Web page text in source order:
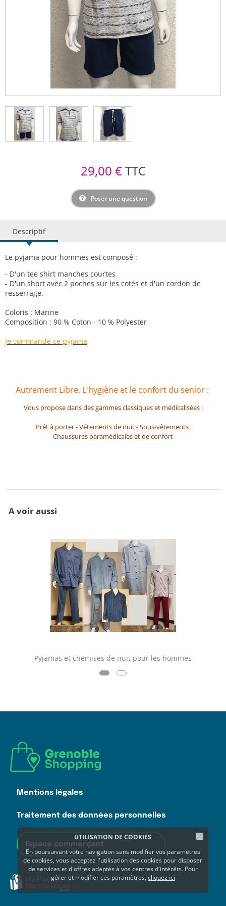
UTILISATION DE COOKIES
En poursuivant votre navigation sans modifier vos paramètres
de cookies, vous acceptez l'utilisation des cookies pour disposer
de services et d'offres adaptés à vos centres d'intérêts. Pour
gérer et modifier ces paramètres, cliquez ici
29,00 €TTC
Poser une question
Descriptif
Le pyjama pour hommes est composé :
- D'un tee shirt manches courtes
- D'un short avec 2 poches sur les cotés et d'un cordon de
resserrage.
Coloris : Marine
Composition : 90 % Coton - 10 % Polyester
Je commande ce pyjama
Autrement Libre, L'hygiène et le confort du senior :
Vous propose dans des gammes classiques et médicalisées :
Prêt à porter - Vêtements de nuit - Sous-vêtements
Chaussures paramédicales et de confort
A voir aussi
Pyjamas et chemises de nuit pour les hommes
Mentions légales
Traitement des données personnelles
Espace commerçant